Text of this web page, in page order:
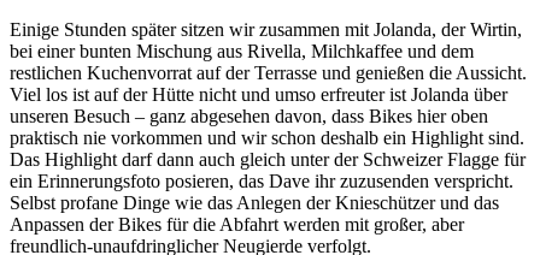
Einige Stunden später sitzen wir zusammen mit Jolanda, der Wirtin,
bei einer bunten Mischung aus Rivella, Milchkaffee und dem
restlichen Kuchenvorrat auf der Terrasse und genießen die Aussicht.
Viel los ist auf der Hütte nicht und umso erfreuter ist Jolanda über
unseren Besuch – ganz abgesehen davon, dass Bikes hier oben
praktisch nie vorkommen und wir schon deshalb ein Highlight sind.
Das Highlight darf dann auch gleich unter der Schweizer Flagge für
ein Erinnerungsfoto posieren, das Dave ihr zuzusenden verspricht.
Selbst profane Dinge wie das Anlegen der Knieschützer und das
Anpassen der Bikes für die Abfahrt werden mit großer, aber
freundlich-unaufdringlicher Neugierde verfolgt.